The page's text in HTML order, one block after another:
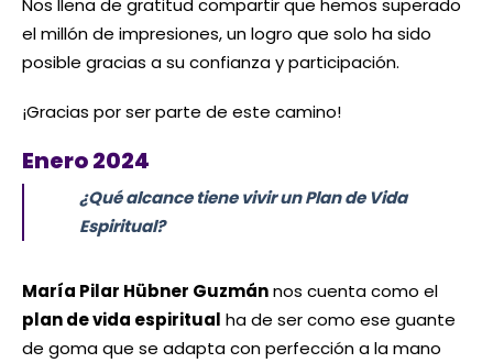
Nos llena de gratitud compartir que hemos superado
el millón de impresiones, un logro que solo ha sido
posible gracias a su confianza y participación.
¡Gracias por ser parte de este camino!
Enero 2024
¿Qué alcance tiene vivir un Plan de Vida
Espiritual?
María Pilar Hübner Guzmánnos cuenta como el
plan de vida espiritual ha de ser como ese guante
de goma que se adapta con perfección a la mano